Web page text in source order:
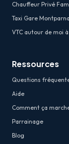
Chauffeur Privé
Taxi Gare
VTC autour de moi
Ressources
Questions
Aide
Comment ça
Parrainage
Blog